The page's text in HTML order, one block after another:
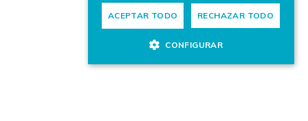
ACEPTAR TODO RECHAZAR TODO
CONFIGURAR